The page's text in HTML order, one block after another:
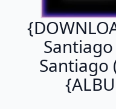
Santiago
Santiago